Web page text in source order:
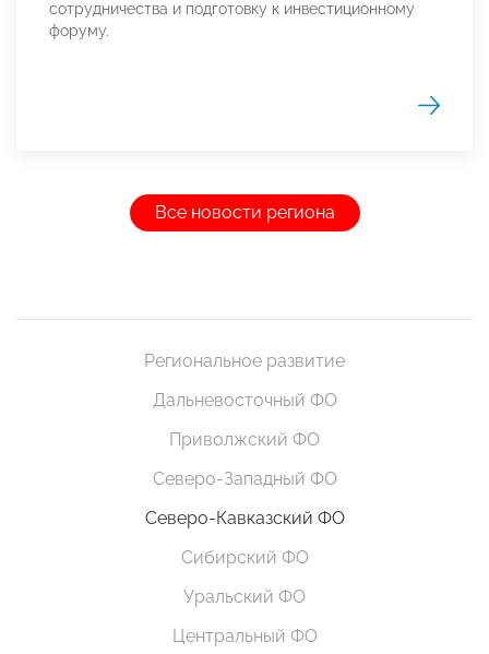
сотрудничества и подготовку к инвестиционному
форуму.
Все новости региона
Региональное развитие
Дальневосточный ФО
Приволжский ФО
Северо-Западный ФО
Северо-Кавказский ФО
Сибирский ФО
Уральский ФО
Центральный ФО